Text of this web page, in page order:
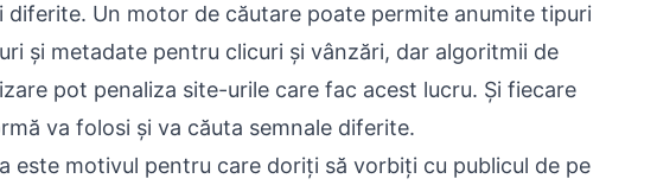
diferite. Un motor de căutare poate permite anumite tipuri
și metadate pentru clicuri și vânzări, dar algoritmii de
pot penaliza site-urile care fac acest lucru. Și fiecare
va folosi și va căuta semnale diferite.
este motivul pentru care doriți să vorbiți cu publicul de pe